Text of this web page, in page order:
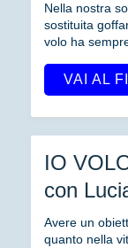
Nella nostra
sostituita
volo ha
VAI AL
IO
con
Avere un
quanto nella